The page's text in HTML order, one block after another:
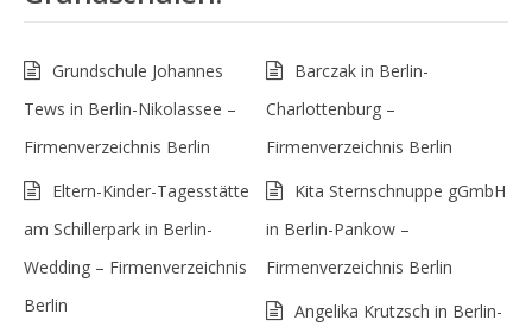
Grundschule Johannes
Tews in Berlin-Nikolassee –
Firmenverzeichnis Berlin
Barczak in Berlin-
Charlottenburg –
Firmenverzeichnis Berlin
Eltern-Kinder-Tagesstätte
am Schillerpark in Berlin-
Wedding – Firmenverzeichnis
Berlin
Kita Sternschnuppe gGmbH
in Berlin-Pankow –
Firmenverzeichnis Berlin
Angelika Krutzsch in Berlin-